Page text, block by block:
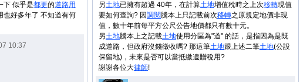
下 似乎是都更的道路用
也好多年了 不知道有何
10:37
另土地已擁有超過 40年，在計算土地增值稅時之上次移轉現值
要如何查詢? 因調閱騰本上只記載前次移轉之原規定地價非現
值，數十年前每平方公尺公告地價都只有數十元。
另土地騰本上之記載土地使用分區為"道" 的話，是指因為是既
成道路，但政府沒錢徵收嗎? 那這筆土地跟上述二筆土地(公設
保留地)，未來是否可以當抵繳遺贈稅用?
謝謝各位大律師!